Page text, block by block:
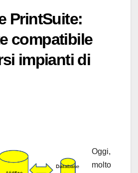
PrintSuite:
compatibile
impianti di
Oggi,
molto